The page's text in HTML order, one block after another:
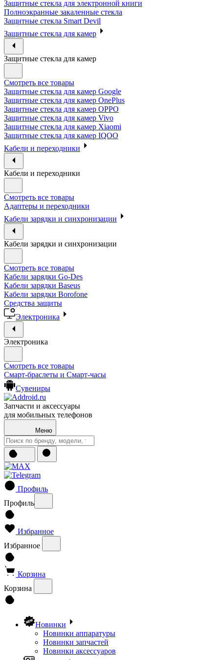
Защитные стекла для электронной книги
Полноэкранные закаленные стекла
Защитные стекла Smart Devil
Защитные стекла для камер
Защитные стекла для камер
Смотреть все товары
Защитные стекла для камер Google
Защитные стекла для камер OnePlus
Защитные стекла для камер OPPO
Защитные стекла для камер Vivo
Защитные стекла для камер Xiaomi
Защитные стекла для камер IQOO
Кабели и переходники
Кабели и переходники
Смотреть все товары
Адаптеры и переходники
Кабели зарядки и синхронизации
Кабели зарядки и синхронизации
Смотреть все товары
Кабели зарядки Go-Des
Кабели зарядки Baseus
Кабели зарядки Borofone
Средства защиты
Электроника
Электроника
Смотреть все товары
Смарт-браслеты и Смарт-часы
Сувениры
Запчасти и аксессуары
для мобильных телефонов
Меню
Профиль
Профиль
Избранное
Избранное
Корзина
Корзина
Новинки
Новинки аппаратуры
Новинки запчастей
Новинки аксессуаров